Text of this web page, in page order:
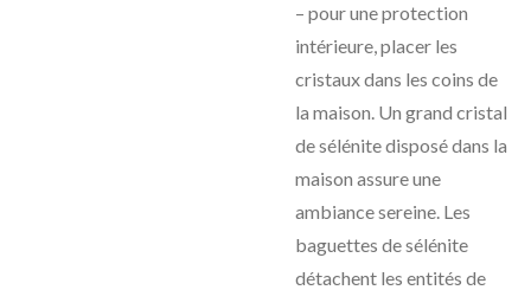
– pour une protection
intérieure, placer les
cristaux dans les coins de
la maison. Un grand cristal
de sélénite disposé dans la
maison assure une
ambiance sereine. Les
baguettes de sélénite
détachent les entités de